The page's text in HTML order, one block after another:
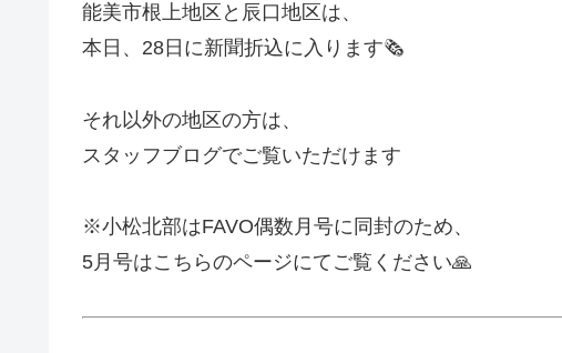
能美市根上地区と辰口地区は、
本日、28日に新聞折込に入ります🗞️
それ以外の地区の方は、
スタッフブログでご覧いただけます
※小松北部はFAVO偶数月号に同封のため、
5月号はこちらのページにてご覧ください🙏